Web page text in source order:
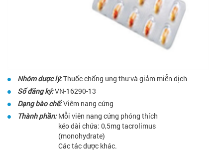
Nhóm dược lý:Thuốc chống ung thư và giảm miễn dịch
Số đăng ký:VN-16290-13
Dạng bào chế:Viêm nang cứng
Thành phần: Mỗi viên nang cứng phóng thích
kéo dài chứa: 0,5mg tacrolimus
(monohydrate)
Các tác dược khác.